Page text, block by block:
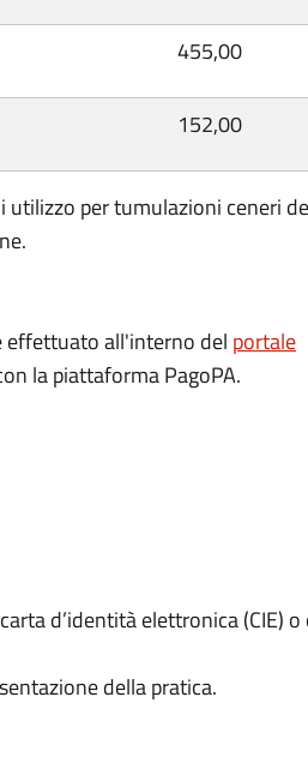
455,00
152,00
per tumulazioni ceneri
effettuato all'interno del portale
la piattaforma PagoPA.
d’identità elettronica (CIE) o
della pratica.